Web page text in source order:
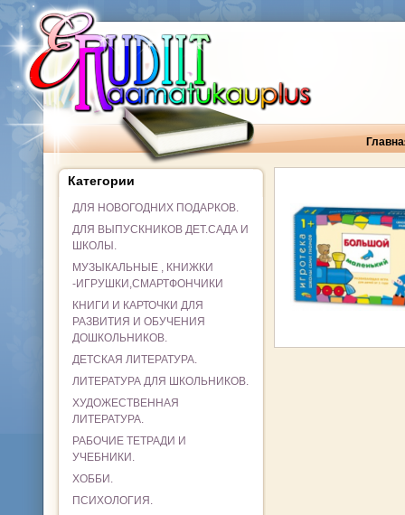
Категории
ДЛЯ НОВОГОДНИХ ПОДАРКОВ.
ДЛЯ ВЫПУСКНИКОВ ДЕТ.САДА И
ШКОЛЫ.
МУЗЫКАЛЬНЫЕ , КНИЖКИ
-ИГРУШКИ,СМАРТФОНЧИКИ
КНИГИ И КАРТОЧКИ ДЛЯ
РАЗВИТИЯ И ОБУЧЕНИЯ
ДОШКОЛЬНИКОВ.
ДЕТСКАЯ ЛИТЕРАТУРА.
ЛИТЕРАТУРА ДЛЯ ШКОЛЬНИКОВ.
ХУДОЖЕСТВЕННАЯ
ЛИТЕРАТУРА.
РАБОЧИЕ ТЕТРАДИ И
УЧЕБНИКИ.
ХОББИ.
ПСИХОЛОГИЯ.